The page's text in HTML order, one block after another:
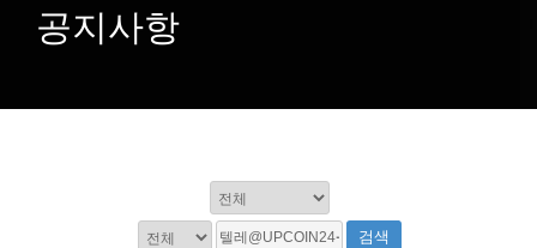
공지사항
검색